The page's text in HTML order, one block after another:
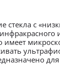
стекла с
имеет